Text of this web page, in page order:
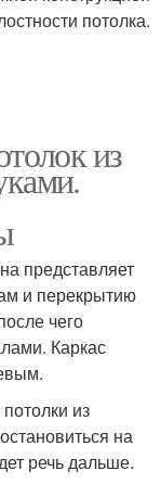
потолка.
из
представляет
и перекрытию
чего
Каркас
из
на
речь дальше.